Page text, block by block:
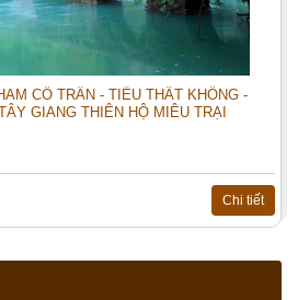
CỔ TRẤN - TIỂU THẤT KHỔNG -
GIANG THIÊN HỘ MIÊU TRẠI
Chi tiết